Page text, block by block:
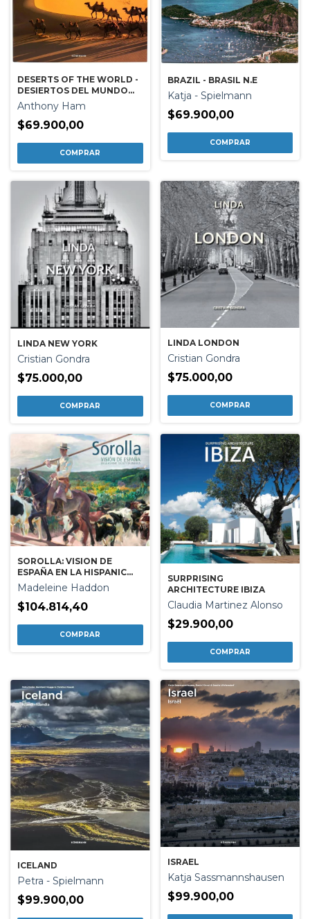
DESERTS OF THE WORLD -
DESIERTOS DEL MUNDO
N.E
Anthony Ham
$69.900,00
BRAZIL - BRASIL N.E
Katja - Spielmann
$69.900,00
LINDA NEW YORK
Cristian Gondra
$75.000,00
LINDA LONDON
Cristian Gondra
$75.000,00
SOROLLA: VISION DE
ESPAÑA EN LA HISPANIC
SOCIETY OF AMERICA
Madeleine Haddon
$104.814,40
SURPRISING
ARCHITECTURE IBIZA
Claudia Martinez Alonso
$29.900,00
ICELAND
Petra - Spielmann
$99.900,00
ISRAEL
Katja Sassmannshausen
$99.900,00